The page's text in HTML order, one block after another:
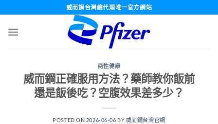
威而鋼台灣總代理唯一官方網站
两性健康
威而鋼正確服用方法？藥師教你飯前
還是飯後吃？空腹效果差多少？
POSTED ON 2026-06-06 BY 威而鋼台灣官網